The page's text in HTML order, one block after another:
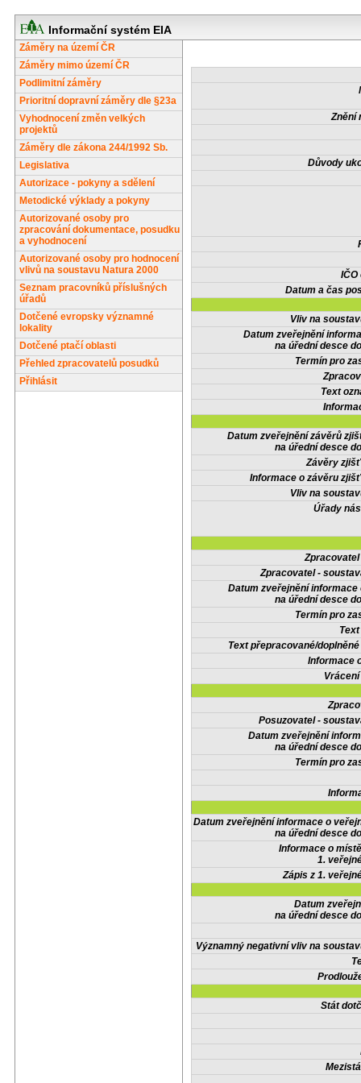
Informační systém EIA
Záměry na území ČR
Záměry mimo území ČR
Podlimitní záměry
Prioritní dopravní záměry dle §23a
Vyhodnocení změn velkých
projektů
Záměry dle zákona 244/1992 Sb.
Legislativa
Autorizace - pokyny a sdělení
Metodické výklady a pokyny
Autorizované osoby pro
zpracování dokumentace, posudku
a vyhodnocení
Autorizované osoby pro hodnocení
vlivů na soustavu Natura 2000
Seznam pracovníků příslušných
úřadů
Dotčené evropsky významné
lokality
Dotčené ptačí oblasti
Přehled zpracovatelů posudků
Přihlásit
Znění
Důvody
IČO
Datum a čas
Vliv na
Datum zveřejnění
na úřední desce
Termín pro
Text
Datum zveřejnění závěrů
na úřední desce
Závěry
Informace o závěru
Vliv na
Úřady
Zpracovatel -
Datum zveřejnění informace
na úřední desce
Termín pro
Text přepracované/
Informace
Posuzovatel -
Datum zveřejnění
na úřední desce
Termín pro
Datum zveřejnění informace o
na úřední desce
Informace o
1.
Zápis z 1.
Datum
na úřední desce
Významný negativní vliv na
Stát